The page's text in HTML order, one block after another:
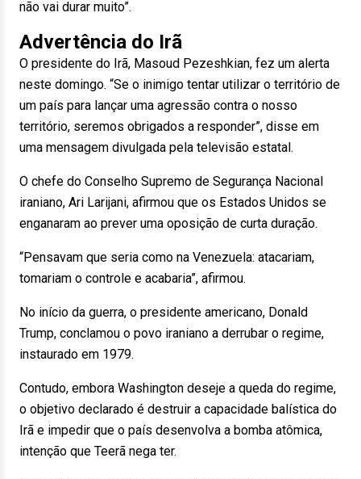
não vai durar muito”.
Advertência do Irã
O presidente do Irã, Masoud Pezeshkian, fez um alerta
neste domingo. “Se o inimigo tentar utilizar o território de
um país para lançar uma agressão contra o nosso
território, seremos obrigados a responder”, disse em
uma mensagem divulgada pela televisão estatal.
O chefe do Conselho Supremo de Segurança Nacional
iraniano, Ari Larijani, afirmou que os Estados Unidos se
enganaram ao prever uma oposição de curta duração.
“Pensavam que seria como na Venezuela: atacariam,
tomariam o controle e acabaria”, afirmou.
No início da guerra, o presidente americano, Donald
Trump, conclamou o povo iraniano a derrubar o regime,
instaurado em 1979.
Contudo, embora Washington deseje a queda do regime,
o objetivo declarado é destruir a capacidade balística do
Irã e impedir que o país desenvolva a bomba atômica,
intenção que Teerã nega ter.